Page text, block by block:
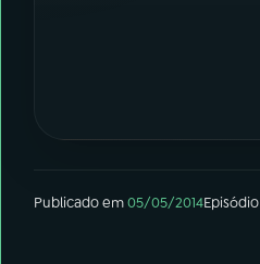
Publicado em05/05/2014Episódio